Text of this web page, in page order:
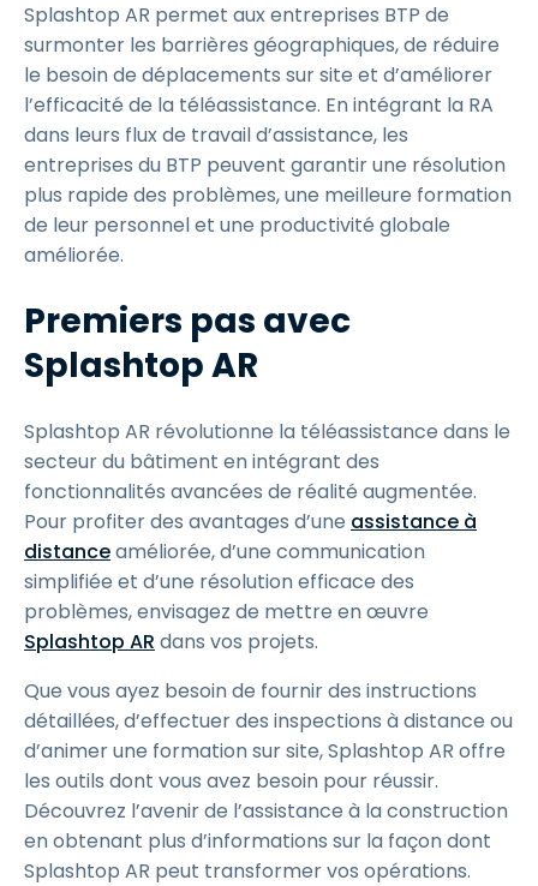
Splashtop AR permet aux entreprises BTP de
surmonter les barrières géographiques, de réduire
le besoin de déplacements sur site et d’améliorer
l’efficacité de la téléassistance. En intégrant la RA
dans leurs flux de travail d’assistance, les
entreprises du BTP peuvent garantir une résolution
plus rapide des problèmes, une meilleure formation
de leur personnel et une productivité globale
améliorée.
Premiers pas avec
Splashtop AR
Splashtop AR révolutionne la téléassistance dans le
secteur du bâtiment en intégrant des
fonctionnalités avancées de réalité augmentée.
Pour profiter des avantages d’une assistance à
distanceaméliorée, d’une communication
simplifiée et d’une résolution efficace des
problèmes, envisagez de mettre en œuvre
Splashtop AR dans vos projets.
Que vous ayez besoin de fournir des instructions
détaillées, d’effectuer des inspections à distance ou
d’animer une formation sur site, Splashtop AR offre
les outils dont vous avez besoin pour réussir.
Découvrez l’avenir de l’assistance à la construction
en obtenant plus d’informations sur la façon dont
Splashtop AR peut transformer vos opérations.